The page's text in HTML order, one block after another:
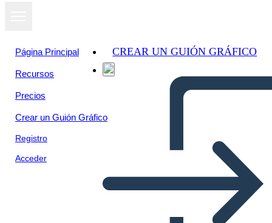
Página Principal
Recursos
Precios
Crear un Guión Gráfico
Registro
Acceder
CREAR UN GUIÓN GRÁFICO
Ver como
presentación